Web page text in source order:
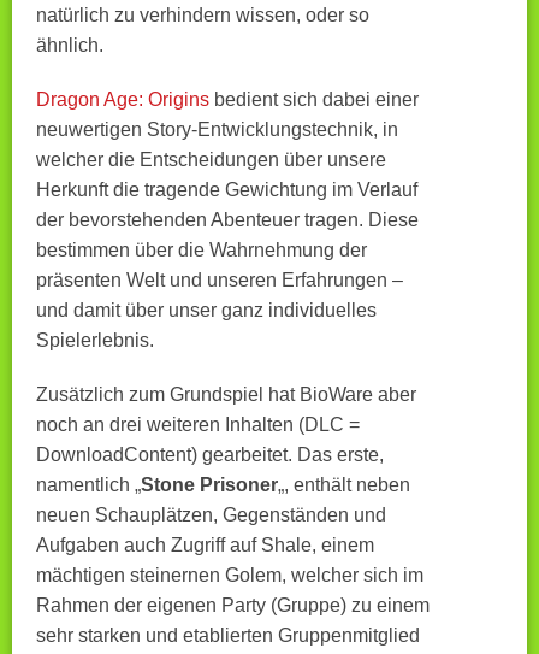
natürlich zu verhindern wissen, oder so
ähnlich.
Dragon Age: Origins bedient sich dabei einer
neuwertigen Story-Entwicklungstechnik, in
welcher die Entscheidungen über unsere
Herkunft die tragende Gewichtung im Verlauf
der bevorstehenden Abenteuer tragen. Diese
bestimmen über die Wahrnehmung der
präsenten Welt und unseren Erfahrungen –
und damit über unser ganz individuelles
Spielerlebnis.
Zusätzlich zum Grundspiel hat BioWare aber
noch an drei weiteren Inhalten (DLC =
DownloadContent) gearbeitet. Das erste,
namentlich „Stone Prisoner„, enthält neben
neuen Schauplätzen, Gegenständen und
Aufgaben auch Zugriff auf Shale, einem
mächtigen steinernen Golem, welcher sich im
Rahmen der eigenen Party (Gruppe) zu einem
sehr starken und etablierten Gruppenmitglied